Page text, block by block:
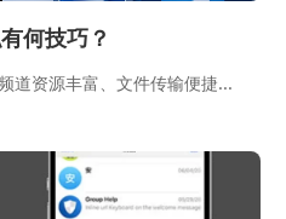
何技巧？
道资源丰富、文件传输便捷...